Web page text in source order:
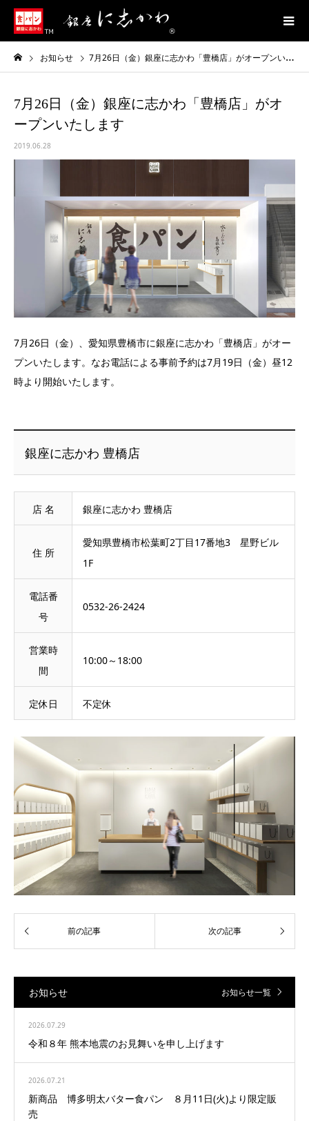
お知らせ 7月26日（金）銀座に志かわ「豊橋店」がオープンいたします
7月26日（金）銀座に志かわ「豊橋店」がオ
ープンいたします
2019.06.28
7月26日（金）、愛知県豊橋市に銀座に志かわ「豊橋店」がオー
プンいたします。なお電話による事前予約は7月19日（金）昼12
時より開始いたします。
銀座に志かわ 豊橋店
店 名 銀座に志かわ 豊橋店
住 所
愛知県豊橋市松葉町2丁目17番地3 星野ビル
1F
電話番
号
0532-26-2424
営業時
間
10:00～18:00
定休日 不定休
お知らせ お知らせ一覧
2026.07.29
令和８年 熊本地震のお見舞いを申し上げます
2026.07.21
新商品 博多明太バター食パン ８月11日(火)より限定販
売